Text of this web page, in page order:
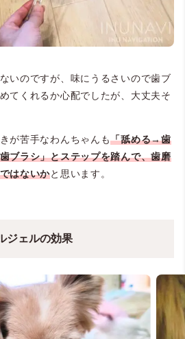
いのですが、味にうるさいので歯ブ
てくれるか心配でしたが、大丈夫そ
が苦手なわんちゃんも「舐める→歯
ブラシ」とステップを踏んで、歯磨
はないかと思います。
ジェルの効果